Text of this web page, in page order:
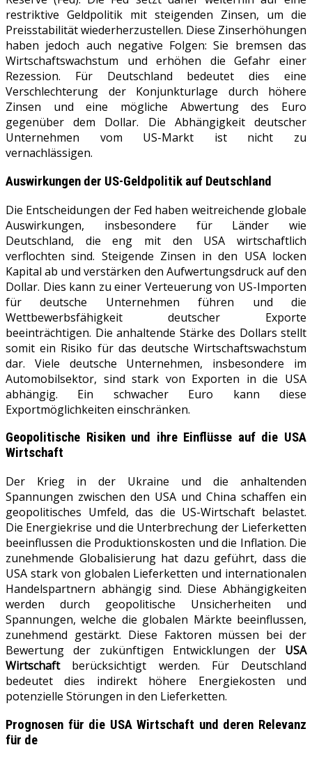
restriktive Geldpolitik mit steigenden Zinsen, um die
Preisstabilität wiederherzustellen. Diese Zinserhöhungen
haben jedoch auch negative Folgen: Sie bremsen das
Wirtschaftswachstum und erhöhen die Gefahr einer
Rezession. Für Deutschland bedeutet dies eine
Verschlechterung der Konjunkturlage durch höhere
Zinsen und eine mögliche Abwertung des Euro
gegenüber dem Dollar. Die Abhängigkeit deutscher
Unternehmen vom US-Markt ist nicht zu
vernachlässigen.
Auswirkungen der US-Geldpolitik auf Deutschland
Die Entscheidungen der Fed haben weitreichende globale
Auswirkungen, insbesondere für Länder wie
Deutschland, die eng mit den USA wirtschaftlich
verflochten sind. Steigende Zinsen in den USA locken
Kapital ab und verstärken den Aufwertungsdruck auf den
Dollar. Dies kann zu einer Verteuerung von US-Importen
für deutsche Unternehmen führen und die
Wettbewerbsfähigkeit deutscher Exporte
beeinträchtigen. Die anhaltende Stärke des Dollars stellt
somit ein Risiko für das deutsche Wirtschaftswachstum
dar. Viele deutsche Unternehmen, insbesondere im
Automobilsektor, sind stark von Exporten in die USA
abhängig. Ein schwacher Euro kann diese
Exportmöglichkeiten einschränken.
Geopolitische Risiken und ihre Einflüsse auf die USA
Wirtschaft
Der Krieg in der Ukraine und die anhaltenden
Spannungen zwischen den USA und China schaffen ein
geopolitisches Umfeld, das die US-Wirtschaft belastet.
Die Energiekrise und die Unterbrechung der Lieferketten
beeinflussen die Produktionskosten und die Inflation. Die
zunehmende Globalisierung hat dazu geführt, dass die
USA stark von globalen Lieferketten und internationalen
Handelspartnern abhängig sind. Diese Abhängigkeiten
werden durch geopolitische Unsicherheiten und
Spannungen, welche die globalen Märkte beeinflussen,
zunehmend gestärkt. Diese Faktoren müssen bei der
Bewertung der zukünftigen Entwicklungen der USA
Wirtschaftberücksichtigt werden. Für Deutschland
bedeutet dies indirekt höhere Energiekosten und
potenzielle Störungen in den Lieferketten.
Prognosen für die USA Wirtschaft und deren Relevanz
für de